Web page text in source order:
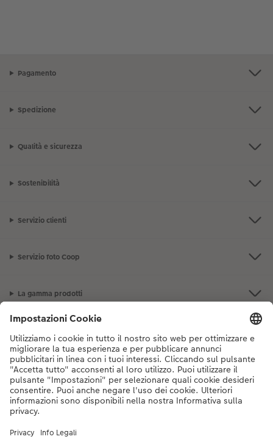
Pagamento
Spedizione
Qualità e sicurezza
Sostenibilità
Servizio clienti
Servizio foto Coop
La gamma prodotti
Se hai domande sui prodotti o sull'ordine, non esitare a contattarci dal
lunedì alla domenica dalle 9:00 alle 20:00 (esclusi i giorni festivi) al
numero di telefono 044 499 10 38dal lunedì alla domenica, dalle 9:00 alle
20:00 (festività escluse)